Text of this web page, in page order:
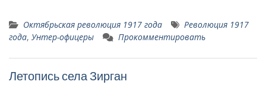
Октябрьская революция 1917 года
Революция 1917
года, Унтер-офицеры Прокомментировать
Летопись села Зирган